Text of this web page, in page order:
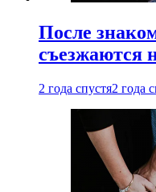
После
съезжаются
2 года спустя2 года